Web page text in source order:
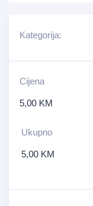
Kategorija:
Cijena
5,00 KM
Ukupno
5,00 KM